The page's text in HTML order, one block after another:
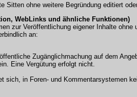
Sitten ohne weitere Begründung editiert
WebLinks und ähnliche Funktionen)
zur Veröffentlichung eigener Inhalte ohne
an:
Zugänglichmachung auf dem
Eine Vergütung erfolgt nicht.
sich, in Foren- und Kommentarsystemen